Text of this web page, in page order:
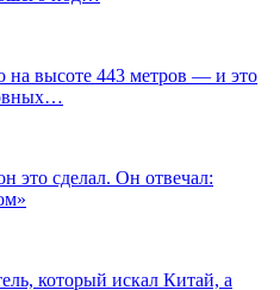
на высоте 443 метров — и это
это сделал. Он отвечал:
который искал Китай, а